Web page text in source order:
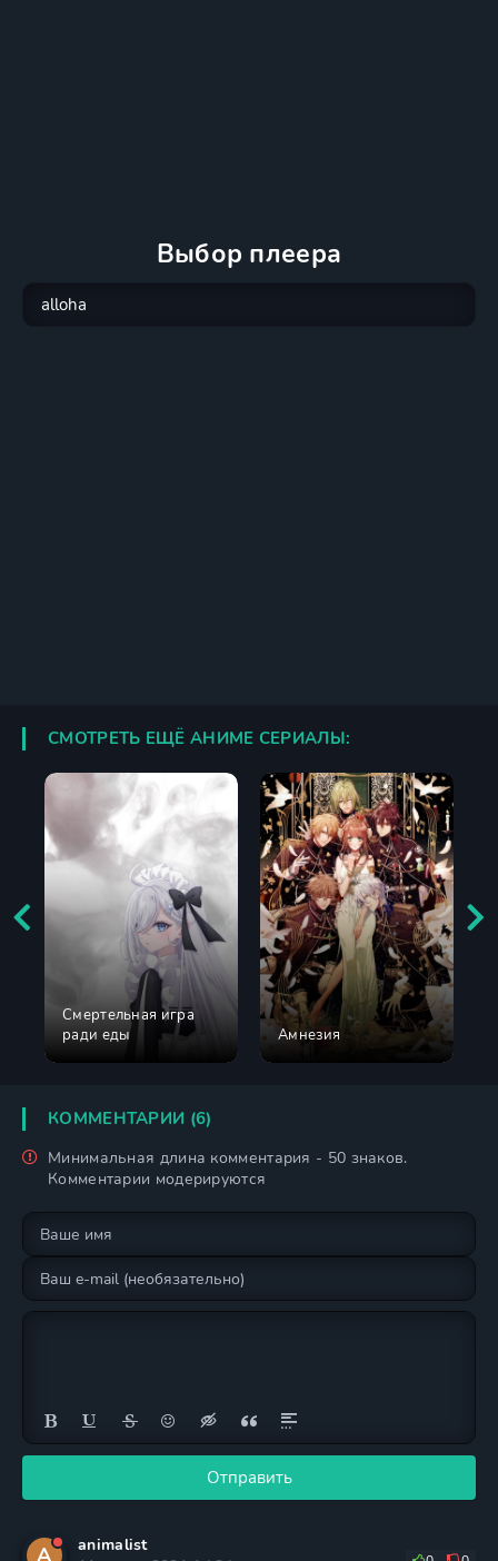
Выбор плеера
СМОТРЕТЬ ЕЩЁ АНИМЕ СЕРИАЛЫ:
Смертельная игра
ради еды
Амнезия
КОММЕНТАРИИ (6)
Минимальная длина комментария - 50 знаков.
Комментарии модерируются
Отправить
A
animalist